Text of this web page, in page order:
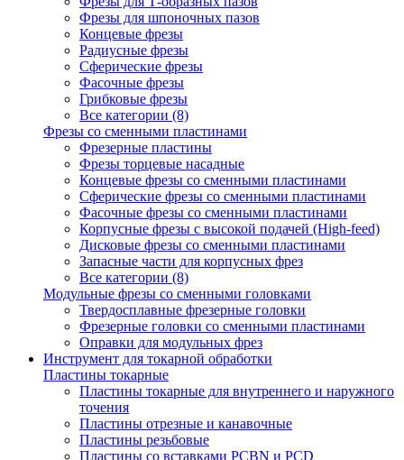
Фрезы для шпоночных пазов
Концевые фрезы
Радиусные фрезы
Сферические фрезы
Фасочные фрезы
Грибковые фрезы
Все категории (8)
Фрезы со сменными пластинами
Фрезерные пластины
Фрезы торцевые насадные
Концевые фрезы со сменными пластинами
Сферические фрезы со сменными пластинами
Фасочные фрезы со сменными пластинами
Корпусные фрезы с высокой подачей (High-feed)
Дисковые фрезы со сменными пластинами
Запасные части для корпусных фрез
Все категории (8)
Модульные фрезы со сменными головками
Твердосплавные фрезерные головки
Фрезерные головки со сменными пластинами
Оправки для модульных фрез
Инструмент для токарной обработки
Пластины токарные
Пластины токарные для внутреннего и наружного
точения
Пластины отрезные и канавочные
Пластины резьбовые
Пластины со вставками PCBN и PCD